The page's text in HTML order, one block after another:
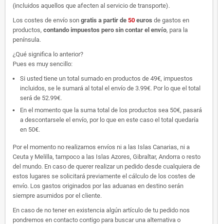
(incluidos aquellos que afecten al servicio de transporte).
Los costes de envío son gratis a partir de 50 euros de gastos en
productos, contando impuestos pero sin contar el envío, para la
península.
¿Qué significa lo anterior?
Pues es muy sencillo:
Si usted tiene un total sumado en productos de 49€, impuestos
incluidos, se le sumará al total el envío de 3.99€. Por lo que el total
será de 52.99€.
En el momento que la suma total de los productos sea 50€, pasará
a descontarsele el envío, por lo que en este caso el total quedaría
en 50€.
Por el momento no realizamos envíos ni a las Islas Canarias, ni a
Ceuta y Melilla, tampoco a las Islas Azores, Gibraltar, Andorra o resto
del mundo. En caso de querer realizar un pedido desde cualquiera de
estos lugares se solicitará previamente el cálculo de los costes de
envío. Los gastos originados por las aduanas en destino serán
siempre asumidos por el cliente.
En caso de no tener en existencia algún artículo de tu pedido nos
pondremos en contacto contigo para buscar una alternativa o